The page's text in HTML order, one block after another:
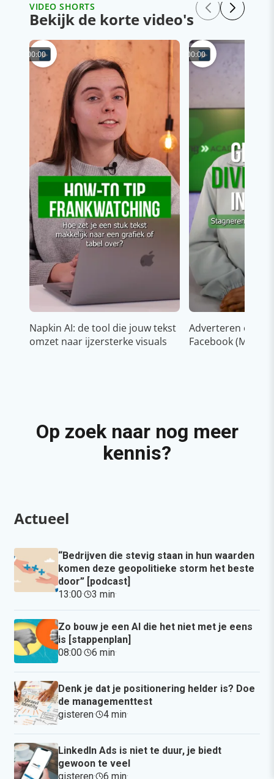
VIDEO SHORTS
Bekijk de korte video's
00:00
Napkin AI: de tool die jouw tekst
omzet naar ijzersterke visuals
00:00
Adverteren op
Facebook (Meta)
Op zoek naar nog meer
kennis?
Actueel
“Bedrijven die stevig staan in hun waarden
komen deze geopolitieke storm het beste
door” [podcast]
13:00· 3 min·
Zo bouw je een AI die het niet met je eens
is [stappenplan]
08:00· 6 min·
Denk je dat je positionering helder is? Doe
de managementtest
gisteren· 4 min·
LinkedIn Ads is niet te duur, je biedt
gewoon te veel
gisteren· 6 min·